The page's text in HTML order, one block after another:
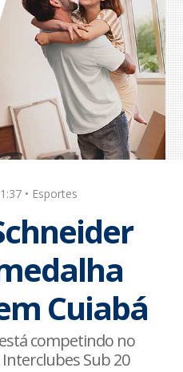
• Esportes
Cuiabá
competindo no
Sub 20